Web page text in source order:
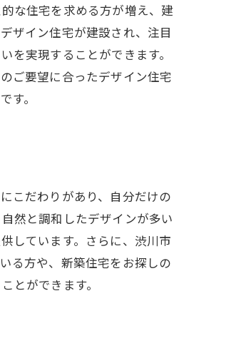
な住宅を求める方が増え、建
ザイン住宅が建設され、注目
実現することができます。
ご要望に合ったデザイン住宅
す。
こだわりがあり、自分だけの
然と調和したデザインが多い
しています。さらに、渋川市
る方や、新築住宅をお探しの
とができます。